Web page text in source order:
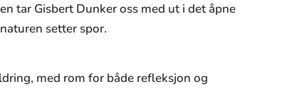
tar Gisbert Dunker oss med ut i det åpne
setter spor.
med rom for både refleksjon og